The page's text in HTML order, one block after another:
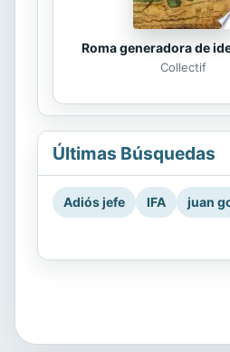
Roma generadora de
Collectif
Últimas Búsquedas
Adiós jefe IFA juan